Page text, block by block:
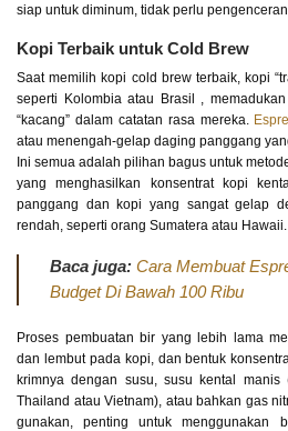
siap untuk diminum, tidak perlu
Kopi Terbaik untuk Cold Brew
Saat memilih kopi cold brew terbaik, kopi
seperti Kolombia atau Brasil , memadukan
“kacang” dalam catatan rasa mereka.
atau menengah-gelap daging panggang
Ini semua adalah pilihan bagus untuk
yang menghasilkan konsentrat kopi
panggang dan kopi yang sangat gelap
rendah, seperti orang Sumatera atau Hawaii.
Baca juga: Cara Membuat
Budget Di Bawah 100 Ribu
Proses pembuatan bir yang lebih lama
dan lembut pada kopi, dan bentuk
krimnya dengan susu, susu kental manis
Thailand atau Vietnam), atau bahkan gas
gunakan, penting untuk menggunakan